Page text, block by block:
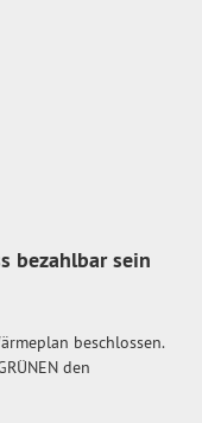
bezahlbar sein
beschlossen.
den